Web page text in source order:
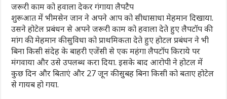
जरूरी काम को हवाला देकर गंगाया लैपटैप
शुरूआत में भीमसेन जान ने अपने आप को सीधासाधा मेहमान दिखाया.
उसने होटेल प्रबंधन से अपने जरूरी काम को हवाला देते हुए लैपटॉप की
मांग की. मेहमान की सुविधा को प्राथमिकता देते हुए होटल प्रबंधन ने भी
बिना किसी संदेह के बाहरी एजेंसी से एक महंगा लैपटॉप किराये पर
मंगवाया और उसे उपलब्ध करा दिया. इसके बाद आरोपी ने होटल में
कुछ दिन और बिताएं और 27 जून की सुबह बिना किसी को बताए होटेल
से गायब हो गया.